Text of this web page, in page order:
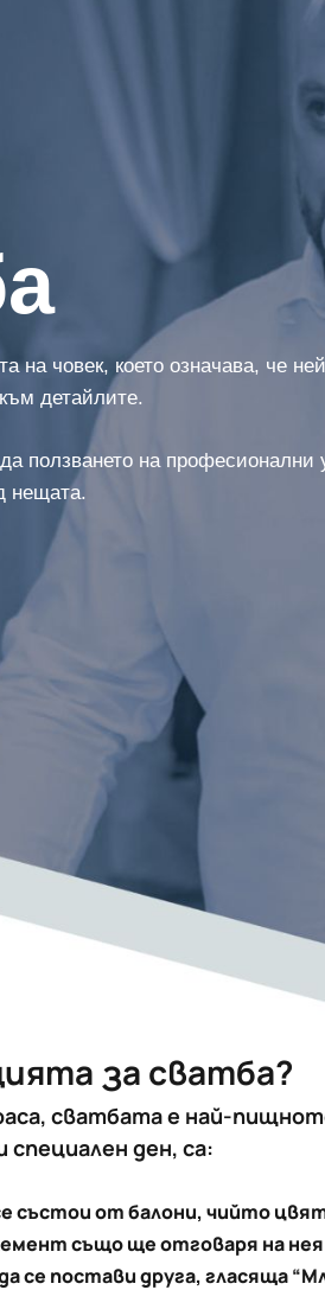
човек, което означава, че
детайлите.
ползването на
нещата.
за сватба?
сватбата е най-
ден, са:
състои от балони, чийто
също ще отговаря на
се постави друга, гласяща